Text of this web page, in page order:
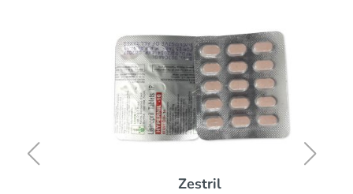
Zestril